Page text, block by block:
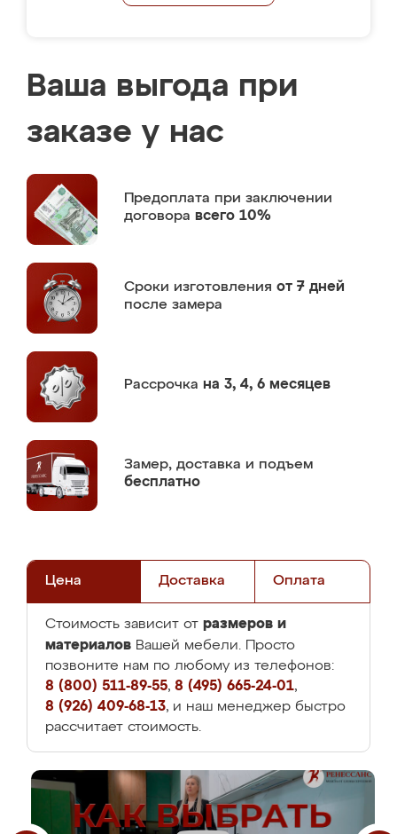
Ваша выгода при
заказе у нас
Предоплата при заключении
договора всего 10%
Сроки изготовления от 7 дней
после замера
Рассрочка на 3, 4, 6 месяцев
Замер, доставка и подъем
бесплатно
Цена Доставка Оплата
Стоимость зависит от размеров и
материалов Вашей мебели. Просто
позвоните нам по любому из телефонов:
8 (800) 511-89-55, 8 (495) 665-24-01,
8 (926) 409-68-13, и наш менеджер быстро
рассчитает стоимость.